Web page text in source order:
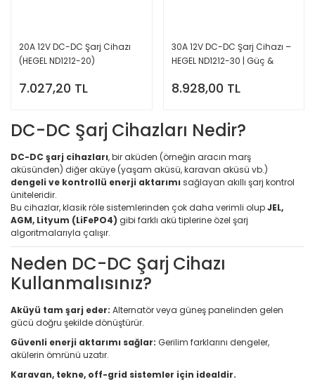
20A 12V DC-DC Şarj Cihazı
(HEGEL ND1212-20)
7.027,20 TL
30A 12V DC-DC Şarj Cihazı –
HEGEL ND1212-30 | Güç &
8.928,00 TL
DC-DC Şarj Cihazları Nedir?
DC-DC şarj cihazları, bir aküden (örneğin aracın marş
aküsünden) diğer aküye (yaşam aküsü, karavan aküsü vb.)
dengeli ve kontrollü enerji aktarımı sağlayan akıllı şarj kontrol
üniteleridir.
Bu cihazlar, klasik röle sistemlerinden çok daha verimli olupJEL,
AGM, Lityum (LiFePO4) gibi farklı akü tiplerine özel şarj
algoritmalarıyla çalışır.
Neden DC-DC Şarj Cihazı
Kullanmalısınız?
Aküyü tam şarj eder: Alternatör veya güneş panelinden gelen
gücü doğru şekilde dönüştürür.
Güvenli enerji aktarımı sağlar: Gerilim farklarını dengeler,
akülerin ömrünü uzatır.
Karavan, tekne, off-grid sistemler için idealdir.